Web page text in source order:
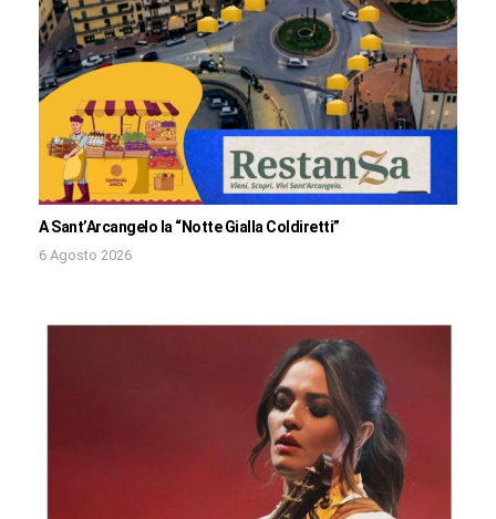
A Sant’Arcangelo la “Notte Gialla Coldiretti”
6 Agosto 2026